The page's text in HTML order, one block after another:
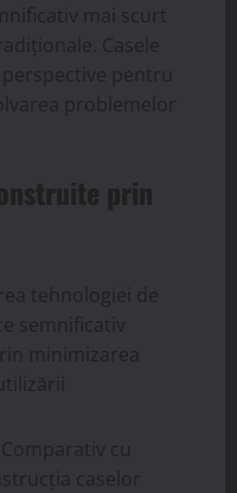
mai scurt
Casele
pentru
problemelor
prin
tehnologiei de
semnificativ
minimizarea
Comparativ cu
caselor